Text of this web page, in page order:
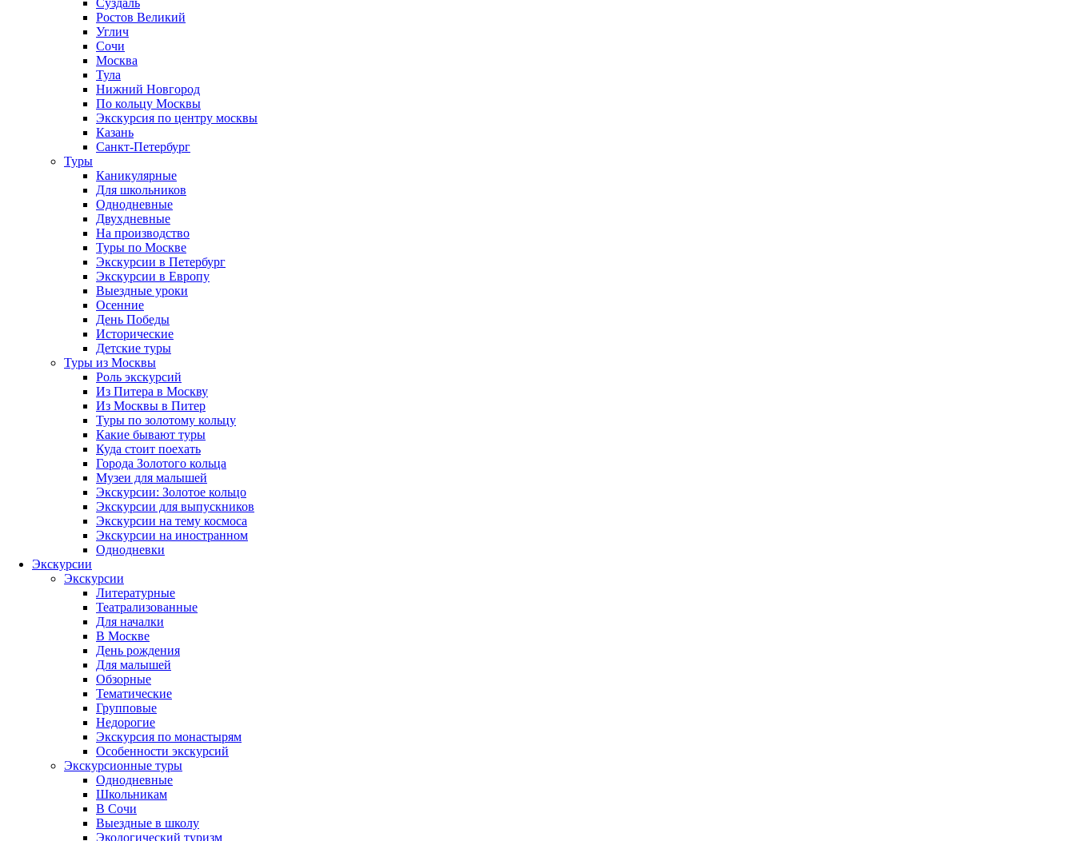
Суздаль
Ростов Великий
Углич
Сочи
Москва
Тула
Нижний Новгород
По кольцу Москвы
Экскурсия по центру москвы
Казань
Санкт-Петербург
Туры
Каникулярные
Для школьников
Однодневные
Двухдневные
На производство
Туры по Москве
Экскурсии в Петербург
Экскурсии в Европу
Выездные уроки
Осенние
День Победы
Исторические
Детские туры
Туры из Москвы
Роль экскурсий
Из Питера в Москву
Из Москвы в Питер
Туры по золотому кольцу
Какие бывают туры
Куда стоит поехать
Города Золотого кольца
Музеи для малышей
Экскурсии: Золотое кольцо
Экскурсии для выпускников
Экскурсии на тему космоса
Экскурсии на иностранном
Однодневки
Экскурсии
Экскурсии
Литературные
Театрализованные
Для началки
В Москве
День рождения
Для малышей
Обзорные
Тематические
Групповые
Недорогие
Экскурсия по монастырям
Особенности экскурсий
Экскурсионные туры
Однодневные
Школьникам
В Сочи
Выездные в школу
Экологический туризм